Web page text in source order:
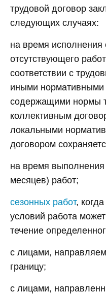
трудовой договор
следующих случаях:
на время исполнения
отсутствующего
соответствии с
иными нормативными
содержащими нормы
коллективным
локальными
договором
на время
месяцев) работ;
сезонных работ,
условий работа
течение
с лицами,
границу;
с лицами,